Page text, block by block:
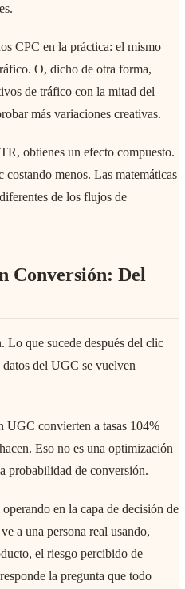
CPC en la práctica: el mismo
O, dicho de otra forma,
de tráfico con la mitad del
más variaciones creativas.
obtienes un efecto compuesto.
menos. Las matemáticas
de los flujos de
Conversión: Del
que sucede después del clic
del UGC se vuelven
UGC convierten a tasas 104%
Eso no es una optimización
probabilidad de conversión.
en la capa de decisión de
a una persona real usando,
el riesgo percibido de
la pregunta que todo